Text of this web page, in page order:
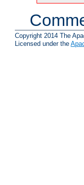
Copyright 2014 The
Licensed under the